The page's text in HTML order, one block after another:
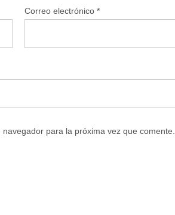
Correo electrónico *
para la próxima vez que comente.